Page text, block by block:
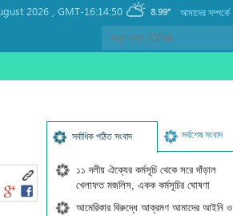
2026 , GMT-16:14:50 8.99° আমাদের সম্পর্কে
সর্বাধিক পঠিত সংবাদ সর্বশেষ সংবাদ
১১ দলীয় ঐক্যের কর্মসূচি থেকে সরে দাঁড়াল
খেলাফত মজলিস, একক কর্মসূচির ঘোষণা
আমেরিকার বিরুদ্ধে আক্রমণ আমাদের আইনি ও